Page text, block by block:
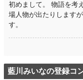
初めまして。 物語を考
場人物が出たりします
す。
藍川みいなの登録コ